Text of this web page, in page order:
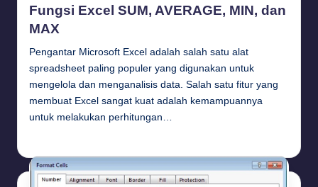
Fungsi Excel SUM, AVERAGE, MIN, dan
MAX
Pengantar Microsoft Excel adalah salah satu alat
spreadsheet paling populer yang digunakan untuk
mengelola dan menganalisis data. Salah satu fitur yang
membuat Excel sangat kuat adalah kemampuannya
untuk melakukan perhitungan…